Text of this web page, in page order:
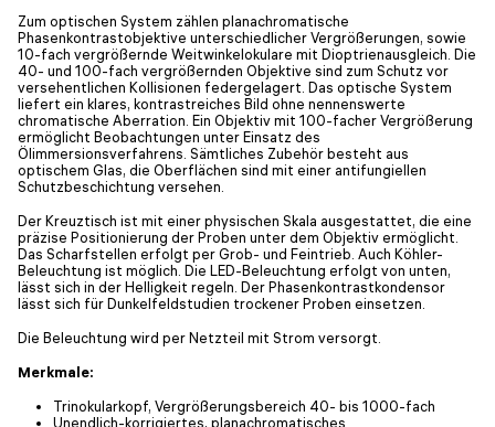
Zum optischen System zählen planachromatische
Phasenkontrastobjektive unterschiedlicher Vergrößerungen, sowie
10-fach vergrößernde Weitwinkelokulare mit Dioptrienausgleich. Die
40- und 100-fach vergrößernden Objektive sind zum Schutz vor
versehentlichen Kollisionen federgelagert. Das optische System
liefert ein klares, kontrastreiches Bild ohne nennenswerte
chromatische Aberration. Ein Objektiv mit 100-facher Vergrößerung
ermöglicht Beobachtungen unter Einsatz des
Ölimmersionsverfahrens. Sämtliches Zubehör besteht aus
optischem Glas, die Oberflächen sind mit einer antifungiellen
Schutzbeschichtung versehen.
Der Kreuztisch ist mit einer physischen Skala ausgestattet, die eine
präzise Positionierung der Proben unter dem Objektiv ermöglicht.
Das Scharfstellen erfolgt per Grob- und Feintrieb. Auch Köhler-
Beleuchtung ist möglich. Die LED-Beleuchtung erfolgt von unten,
lässt sich in der Helligkeit regeln. Der Phasenkontrastkondensor
lässt sich für Dunkelfeldstudien trockener Proben einsetzen.
Die Beleuchtung wird per Netzteil mit Strom versorgt.
Merkmale:
Trinokularkopf, Vergrößerungsbereich 40- bis 1000-fach
Unendlich-korrigiertes, planachromatisches